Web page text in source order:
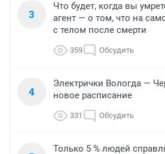
3
Что будет, когда вы
агент — о том, что на
с телом после смерти
359 Обсудить
4
Электрички Вологда —
новое расписание
331 Обсудить
Только 5 % людей